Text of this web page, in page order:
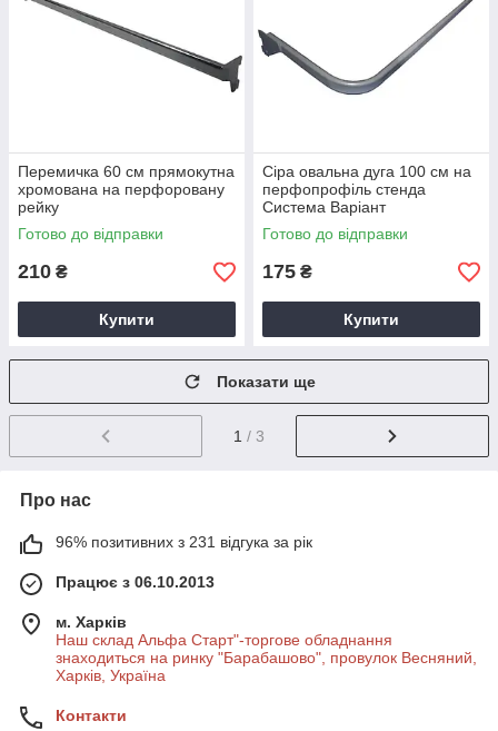
Перемичка 60 см прямокутна
хромована на перфоровану
рейку
Готово до відправки
210 ₴
Купити
Сіра овальна дуга 100 см на
перфопрофіль стенда
Система Варіант
Готово до відправки
175 ₴
Купити
Показати ще
1 / 3
Про нас
96% позитивних з 231 відгука за рік
Працює з 06.10.2013
м. Харків
Наш склад Альфа Старт"-торгове обладнання
знаходиться на ринку "Барабашово", провулок Весняний,
Харків, Україна
Контакти